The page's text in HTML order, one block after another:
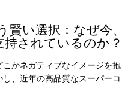
い選択：なぜ今、
されているのか？
こかネガティブなイメージを抱
、近年の高品質なスーパーコ